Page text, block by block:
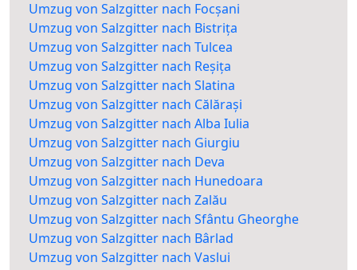
Umzug von Salzgitter nach Focșani
Umzug von Salzgitter nach Bistrița
Umzug von Salzgitter nach Tulcea
Umzug von Salzgitter nach Reșița
Umzug von Salzgitter nach Slatina
Umzug von Salzgitter nach Călărași
Umzug von Salzgitter nach Alba Iulia
Umzug von Salzgitter nach Giurgiu
Umzug von Salzgitter nach Deva
Umzug von Salzgitter nach Hunedoara
Umzug von Salzgitter nach Zalău
Umzug von Salzgitter nach Sfântu Gheorghe
Umzug von Salzgitter nach Bârlad
Umzug von Salzgitter nach Vaslui